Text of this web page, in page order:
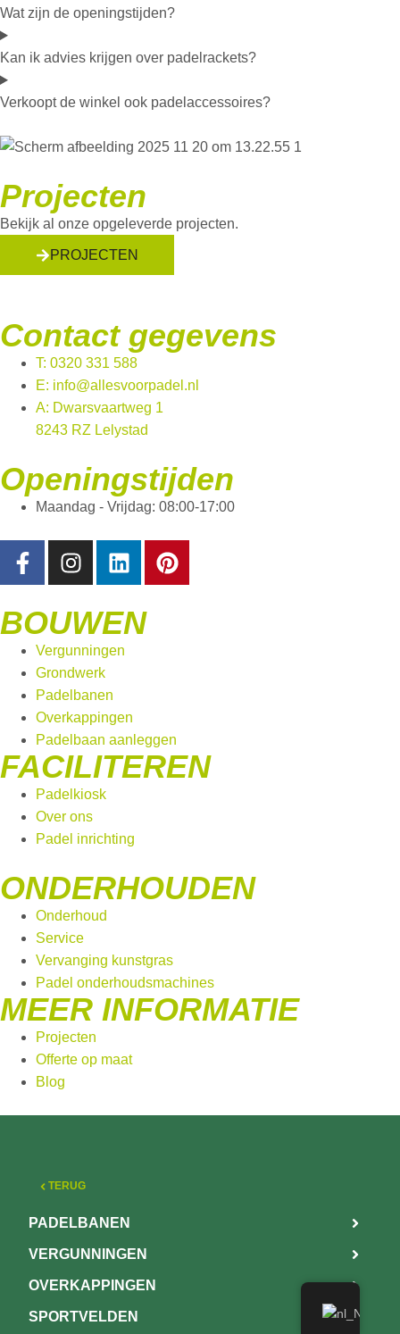
Wat zijn de openingstijden?
Kan ik advies krijgen over padelrackets?
Verkoopt de winkel ook padelaccessoires?
Projecten
Bekijk al onze opgeleverde projecten.
PROJECTEN
Contact gegevens
T: 0320 331 588
E: info@allesvoorpadel.nl
A: Dwarsvaartweg 1
8243 RZ Lelystad
Openingstijden
Maandag - Vrijdag: 08:00-17:00
BOUWEN
Vergunningen
Grondwerk
Padelbanen
Overkappingen
Padelbaan aanleggen
FACILITEREN
Padelkiosk
Over ons
Padel inrichting
ONDERHOUDEN
Onderhoud
Service
Vervanging kunstgras
Padel onderhoudsmachines
MEER INFORMATIE
Projecten
Offerte op maat
Blog
TERUG
PADELBANEN
VERGUNNINGEN
OVERKAPPINGEN
SPORTVELDEN